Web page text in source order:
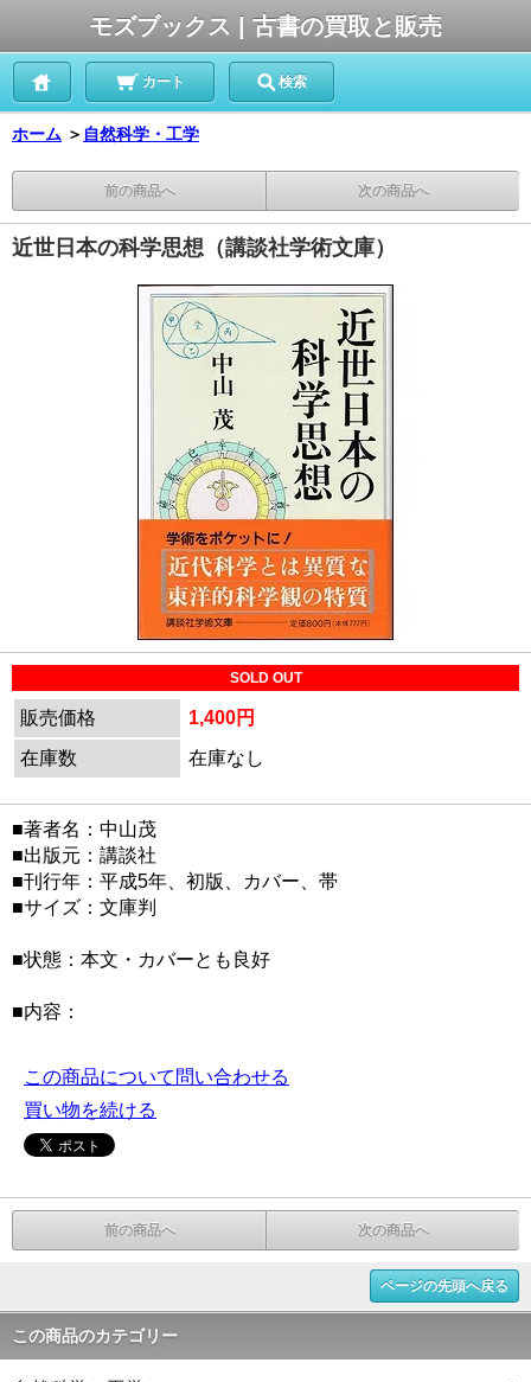
モズブックス | 古書の買取と販売
カート 検索
ホーム ＞ 自然科学・工学
前の商品へ 次の商品へ
近世日本の科学思想（講談社学術文庫）
SOLD OUT
販売価格
1,400円
在庫数
在庫なし
■著者名：中山茂
■出版元：講談社
■刊行年：平成5年、初版、カバー、帯
■サイズ：文庫判
■状態：本文・カバーとも良好
■内容：
この商品について問い合わせる
買い物を続ける
前の商品へ 次の商品へ
ページの先頭へ戻る
この商品のカテゴリー